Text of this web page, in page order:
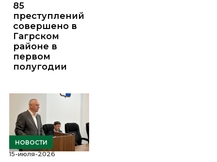
85
преступлений
совершено в
Гагрском
районе в
первом
полугодии
НОВОСТИ
15-июля-2026